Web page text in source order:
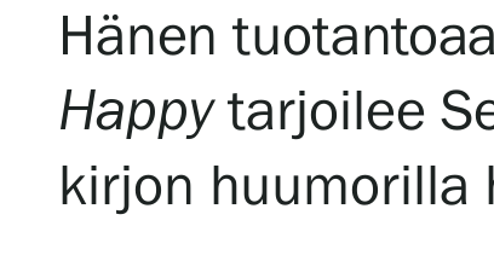
Serlachius Art & Sauna Express
Medialle
Vastuullisuus
Hänen
Happytarjoilee
kirjon huumorilla